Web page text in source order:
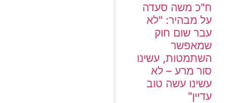
ח"כ משה סעדה
על מבהיר: "לא
עבר שום חוק
שמאפשר
השתמטות, עשינו
סור מרע – לא
עשינו עשה טוב
עדיין"